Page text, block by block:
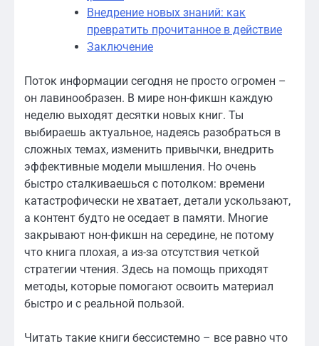
Внедрение новых знаний: как
превратить прочитанное в действие
Заключение
Поток информации сегодня не просто огромен –
он лавинообразен. В мире нон-фикшн каждую
неделю выходят десятки новых книг. Ты
выбираешь актуальное, надеясь разобраться в
сложных темах, изменить привычки, внедрить
эффективные модели мышления. Но очень
быстро сталкиваешься с потолком: времени
катастрофически не хватает, детали ускользают,
а контент будто не оседает в памяти. Многие
закрывают нон-фикшн на середине, не потому
что книга плохая, а из-за отсутствия четкой
стратегии чтения. Здесь на помощь приходят
методы, которые помогают освоить материал
быстро и с реальной пользой.
Читать такие книги бессистемно – все равно что